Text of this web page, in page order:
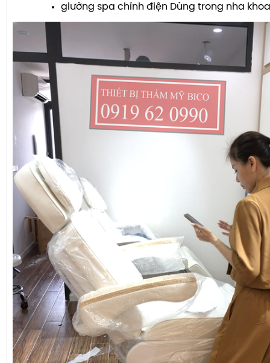
giường spa chỉnh điện Dùng trong nha khoa